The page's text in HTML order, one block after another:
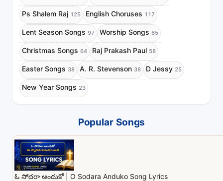
Ps Shalem Raj 125 English Choruses 117
Lent Season Songs 97 Worship Songs 65
Christmas Songs 64 Raj Prakash Paul 58
Easter Songs 38 A. R. Stevenson 38 D Jessy 25
New Year Songs 23
Popular Songs
ఓ సోదరా అందుకో | O Sodara Anduko Song Lyrics